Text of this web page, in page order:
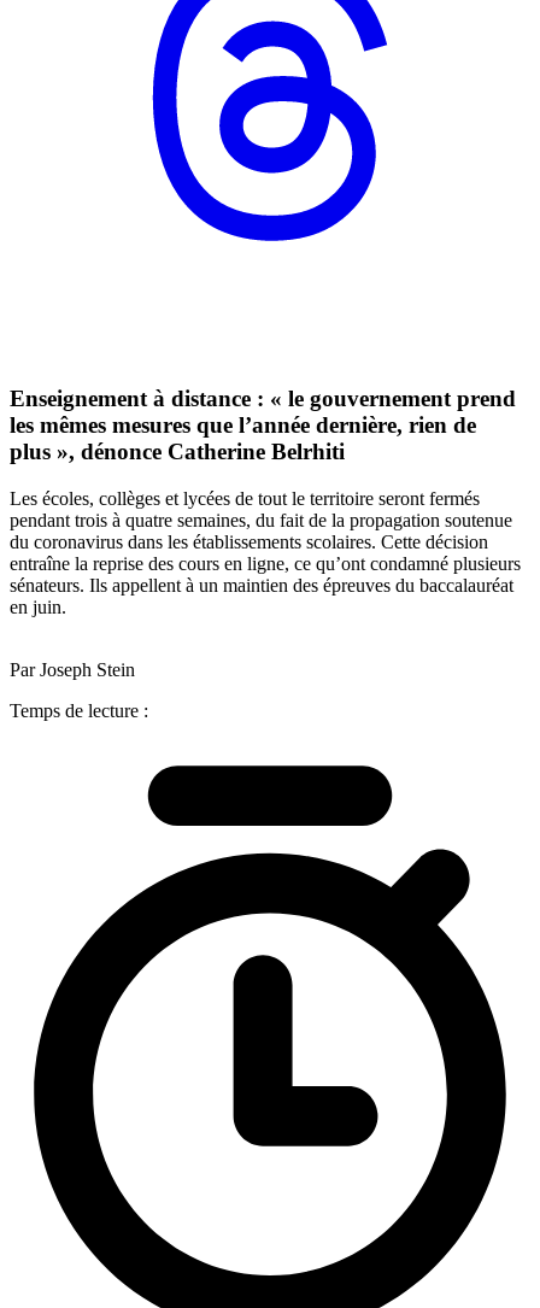
Enseignement à distance : « le gouvernement prend
les mêmes mesures que l’année dernière, rien de
plus », dénonce Catherine Belrhiti
Les écoles, collèges et lycées de tout le territoire seront fermés
pendant trois à quatre semaines, du fait de la propagation soutenue
du coronavirus dans les établissements scolaires. Cette décision
entraîne la reprise des cours en ligne, ce qu’ont condamné plusieurs
sénateurs. Ils appellent à un maintien des épreuves du baccalauréat
en juin.
Par Joseph Stein
Temps de lecture :